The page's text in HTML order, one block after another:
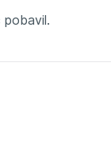
pobavil.